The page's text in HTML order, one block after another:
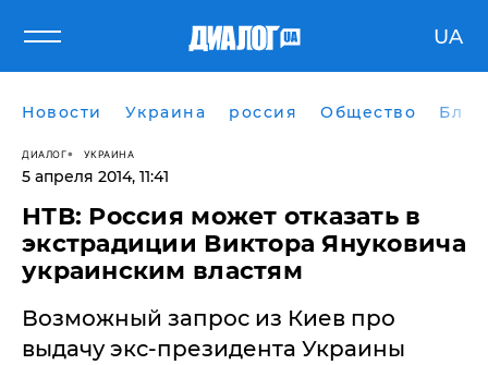
UA
Новости Украина россия Общество
ДИАЛОГ УКРАИНА
5 апреля 2014, 11:41
НТВ: Россия может отказать в
экстрадиции Виктора Януковича
украинским властям
Возможный запрос из Киев про
выдачу экс-президента Украины